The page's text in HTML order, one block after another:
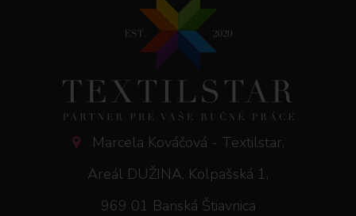
Marcela Kováčová - Textilstar,
Areál DUŽINA, Kolpašská 1,
969 01 Banská Štiavnica